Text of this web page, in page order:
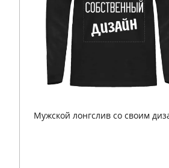
Мужской лонгслив со своим